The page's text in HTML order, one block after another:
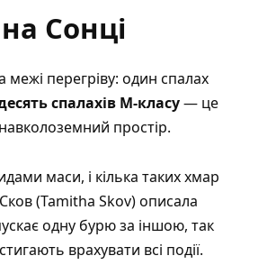
Сонці
перегріву: один спалах
спалахів М‑класу— це
простір.
маси, і кілька таких хмар
(Tamitha Skov) описала
одну бурю за іншою, так
врахувати всі події.